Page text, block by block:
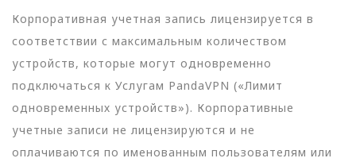
Корпоративная учетная запись лицензируется в
соответствии с максимальным количеством
устройств, которые могут одновременно
подключаться к Услугам PandaVPN («Лимит
одновременных устройств»). Корпоративные
учетные записи не лицензируются и не
оплачиваются по именованным пользователям или